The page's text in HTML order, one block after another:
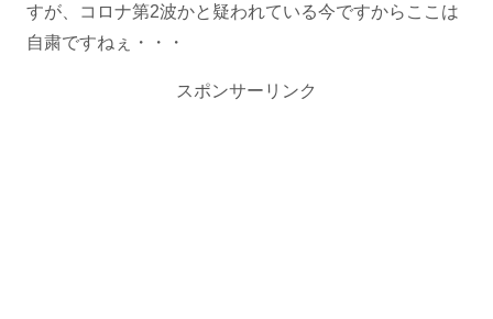
すが、コロナ第2波かと疑われている今ですからここは
自粛ですねぇ・・・
スポンサーリンク